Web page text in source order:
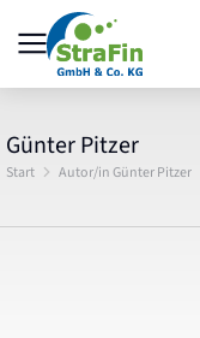
Günter Pitzer
Sie befinden sich hier:
Start Autor/in Günter Pitzer